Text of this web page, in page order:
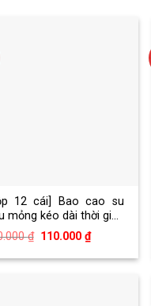
12 cái] Bao cao su
mỏng kéo dài thời gian
Power Men Type hộp
₫ Giá
là:
110.000 ₫Giá
hiện
tại